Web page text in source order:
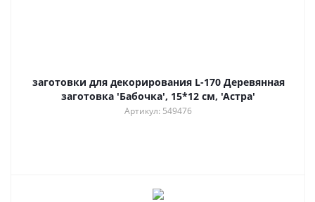
заготовки для декорирования L-170 Деревянная
заготовка 'Бабочка', 15*12 см, 'Астра'
Артикул: 549476